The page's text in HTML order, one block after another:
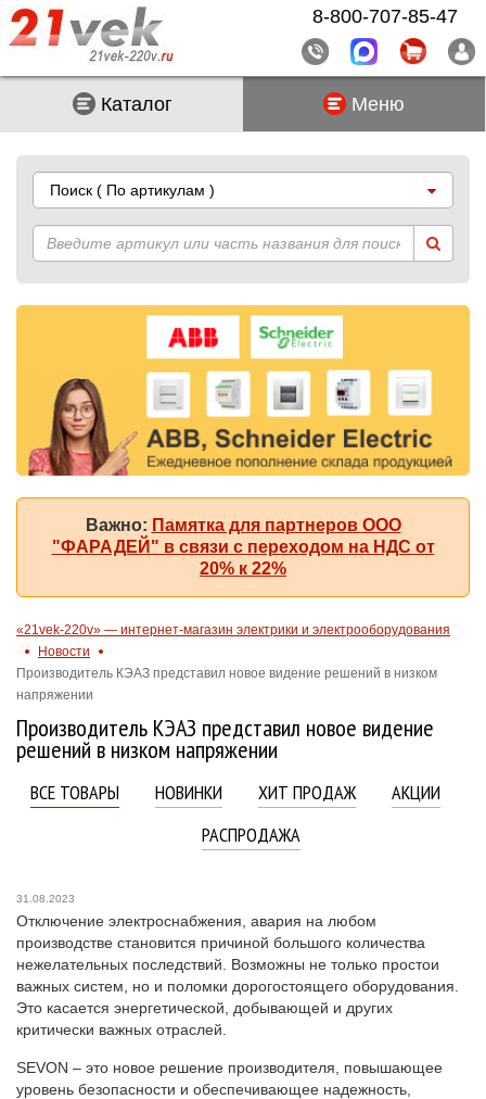
Каталог Меню
Поиск ( По артикулам )
Важно: Памятка для партнеров ООО
"ФАРАДЕЙ" в связи с переходом на НДС от
20% к 22%
«21vek-220v» — интернет-магазин электрики и электрооборудования
Новости
Производитель КЭАЗ представил новое видение решений в низком
напряжении
Производитель КЭАЗ представил новое видение
решений в низком напряжении
ВСЕ ТОВАРЫ НОВИНКИ ХИТ ПРОДАЖ
АКЦИИ
РАСПРОДАЖА
31.08.2023
Отключение электроснабжения, авария на любом
производстве становится причиной большого количества
нежелательных последствий. Возможны не только простои
важных систем, но и поломки дорогостоящего оборудования.
Это касается энергетической, добывающей и других
критически важных отраслей.
SEVON – это новое решение производителя, повышающее
уровень безопасности и обеспечивающее надежность,
8-800-707-85-47